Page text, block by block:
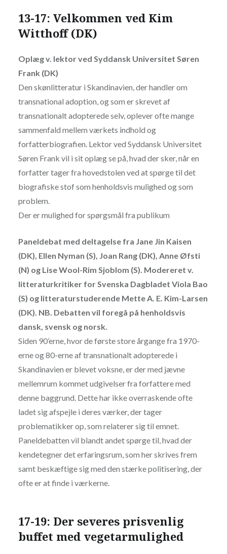
13-17: Velkommen ved Kim
Witthoff (DK)
Oplæg v. lektor ved Syddansk Universitet Søren
Frank (DK)
Den skønlitteratur i Skandinavien, der handler om
transnational adoption, og som er skrevet af
transnationalt adopterede selv, oplever ofte mange
sammenfald mellem værkets indhold og
forfatterbiografien. Lektor ved Syddansk Universitet
Søren Frank vil i sit oplæg se på, hvad der sker, når en
forfatter tager fra hovedstolen ved at spørge til det
biografiske stofsom henholdsvis mulighed og som
problem.
Der er mulighed for spørgsmål fra publikum
Paneldebat med deltagelse fra Jane Jin Kaisen
(DK), Ellen Nyman (S), Joan Rang (DK), Anne Øfsti
(N) og Lise Wool-Rim Sjoblom (S). Modereret v.
litteraturkritiker for Svenska Dagbladet Viola Bao
(S) og litteraturstuderende Mette A. E. Kim-Larsen
(DK). NB. Debatten vil foregå på henholdsvis
dansk, svensk og norsk.
Siden 90’erne, hvor de første store årgange fra 1970-
erne og 80-erne af transnationalt adopterede i
Skandinavien er blevet voksne, er der med jævne
mellemrum kommet udgivelser fra forfattere med
denne baggrund. Dette har ikke overraskende ofte
ladet sig afspejle i deres værker, der tager
problematikker op, som relaterer sig til emnet.
Paneldebatten vil blandt andet spørge til, hvad der
kendetegner det erfaringsrum, som her skrives frem
samt beskæftige sig med den stærke politisering, der
ofte er at finde i værkerne.
17-19: Der severes prisvenlig
buffet med vegetarmulighed